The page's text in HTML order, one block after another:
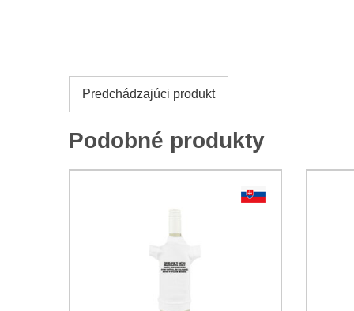
Predchádzajúci produkt
Podobné produkty